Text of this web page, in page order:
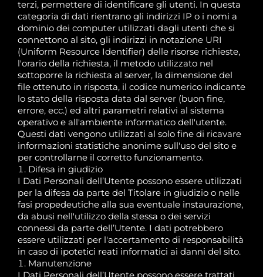
terzi, permettere di identificare gli utenti. In questa
categoria di dati rientrano gli indirizzi IP o i nomi a
dominio dei computer utilizzati dagli utenti che si
connettono al sito, gli indirizzi in notazione URI
(Uniform Resource Identifier) delle risorse richieste,
l'orario della richiesta, il metodo utilizzato nel
sottoporre la richiesta al server, la dimensione del
file ottenuto in risposta, il codice numerico indicante
lo stato della risposta data dal server (buon fine,
errore, ecc.) ed altri parametri relativi al sistema
operativo e all'ambiente informatico dell'utente.
Questi dati vengono utilizzati al solo fine di ricavare
informazioni statistiche anonime sull'uso del sito e
per controllarne il corretto funzionamento.
Difesa in giudizio
I Dati Personali dell’Utente possono essere utilizzati
per la difesa da parte del Titolare in giudizio o nelle
fasi propedeutiche alla sua eventuale instaurazione,
da abusi nell'utilizzo della stessa o dei servizi
connessi da parte dell’Utente. I dati potrebbero
essere utilizzati per l'accertamento di responsabilità
in caso di ipotetici reati informatici ai danni del sito.
Manutenzione